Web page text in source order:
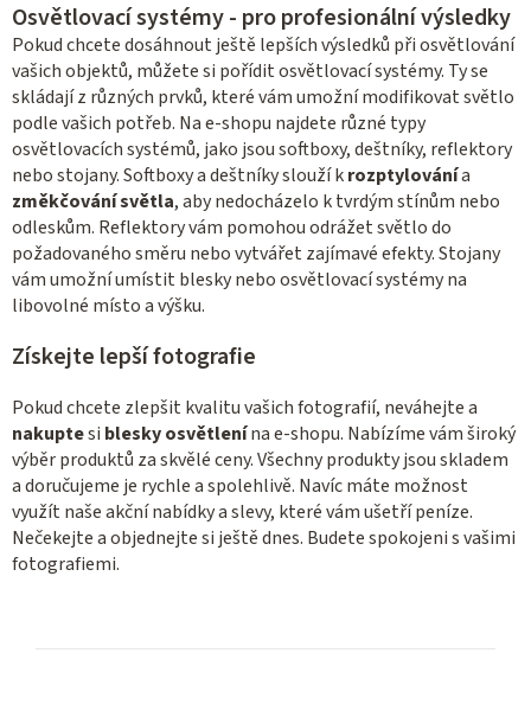
Osvětlovací systémy - pro profesionální výsledky
Pokud chcete dosáhnout ještě lepších výsledků při osvětlování
vašich objektů, můžete si pořídit osvětlovací systémy. Ty se
skládají z různých prvků, které vám umožní modifikovat světlo
podle vašich potřeb. Na e-shopu najdete různé typy
osvětlovacích systémů, jako jsou softboxy, deštníky, reflektory
nebo stojany. Softboxy a deštníky slouží krozptylovánía
změkčování světla, aby nedocházelo k tvrdým stínům nebo
odleskům. Reflektory vám pomohou odrážet světlo do
požadovaného směru nebo vytvářet zajímavé efekty. Stojany
vám umožní umístit blesky nebo osvětlovací systémy na
libovolné místo a výšku.
Získejte lepší fotografie
Pokud chcete zlepšit kvalitu vašich fotografií, neváhejte a
nakuptesi blesky osvětlenína e-shopu. Nabízíme vám široký
výběr produktů za skvělé ceny. Všechny produkty jsou skladem
a doručujeme je rychle a spolehlivě. Navíc máte možnost
využít naše akční nabídky a slevy, které vám ušetří peníze.
Nečekejte a objednejte si ještě dnes. Budete spokojeni s vašimi
fotografiemi.